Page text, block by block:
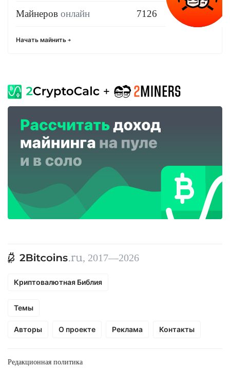
Майнеров онлайн 7126
Начать майнить
, 2017—2026
Криптовалютная Библия
Темы
Авторы О проекте Реклама Контакты
Редакционная политика